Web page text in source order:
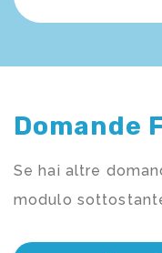
Domande
Se hai altre
modulo